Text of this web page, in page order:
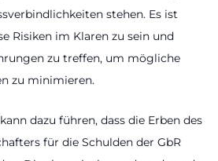
stehen. Es ist
Risiken im Klaren zu sein und
zu treffen, um mögliche
zu minimieren.
dazu führen, dass die Erben des
für die Schulden der GbR